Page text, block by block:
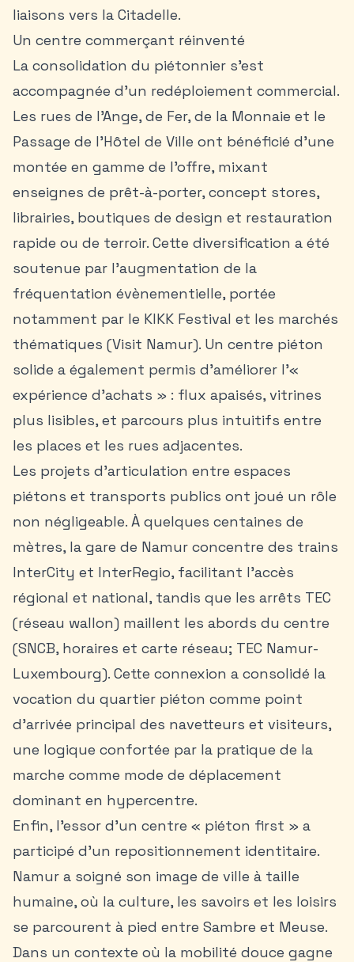
liaisons vers la Citadelle.
Un centre commerçant réinventé
La consolidation du piétonnier s’est
accompagnée d’un redéploiement commercial.
Les rues de l’Ange, de Fer, de la Monnaie et le
Passage de l’Hôtel de Ville ont bénéficié d’une
montée en gamme de l’offre, mixant
enseignes de prêt-à-porter, concept stores,
librairies, boutiques de design et restauration
rapide ou de terroir. Cette diversification a été
soutenue par l’augmentation de la
fréquentation évènementielle, portée
notamment par le KIKK Festival et les marchés
thématiques (Visit Namur). Un centre piéton
solide a également permis d’améliorer l’«
expérience d’achats » : flux apaisés, vitrines
plus lisibles, et parcours plus intuitifs entre
les places et les rues adjacentes.
Les projets d’articulation entre espaces
piétons et transports publics ont joué un rôle
non négligeable. À quelques centaines de
mètres, la gare de Namur concentre des trains
InterCity et InterRegio, facilitant l’accès
régional et national, tandis que les arrêts TEC
(réseau wallon) maillent les abords du centre
(SNCB, horaires et carte réseau; TEC Namur-
Luxembourg). Cette connexion a consolidé la
vocation du quartier piéton comme point
d’arrivée principal des navetteurs et visiteurs,
une logique confortée par la pratique de la
marche comme mode de déplacement
dominant en hypercentre.
Enfin, l’essor d’un centre « piéton first » a
participé d’un repositionnement identitaire.
Namur a soigné son image de ville à taille
humaine, où la culture, les savoirs et les loisirs
se parcourent à pied entre Sambre et Meuse.
Dans un contexte où la mobilité douce gagne